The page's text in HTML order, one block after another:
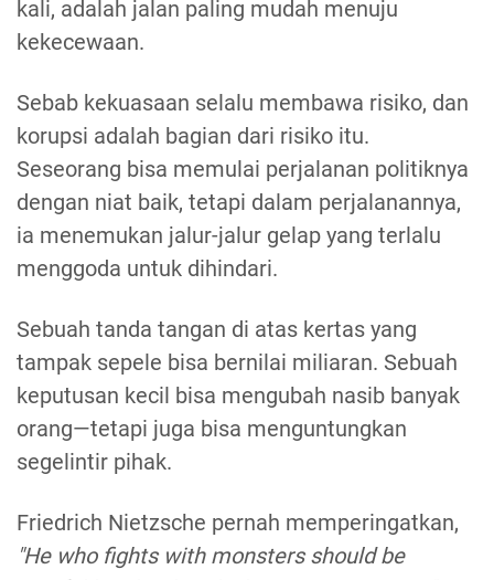
kali, adalah jalan paling mudah menuju
kekecewaan.
Sebab kekuasaan selalu membawa risiko, dan
korupsi adalah bagian dari risiko itu.
Seseorang bisa memulai perjalanan politiknya
dengan niat baik, tetapi dalam perjalanannya,
ia menemukan jalur-jalur gelap yang terlalu
menggoda untuk dihindari.
Sebuah tanda tangan di atas kertas yang
tampak sepele bisa bernilai miliaran. Sebuah
keputusan kecil bisa mengubah nasib banyak
orang—tetapi juga bisa menguntungkan
segelintir pihak.
Friedrich Nietzsche pernah memperingatkan,
"He who fights with monsters should be